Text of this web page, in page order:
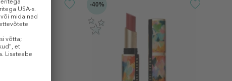
-40%